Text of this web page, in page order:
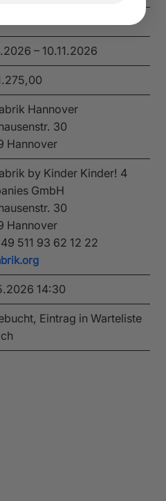
– 10.11.2026
Hannover
30
Hannover
by Kinder Kinder! 4
GmbH
30
Hannover
511 93 62 12 22
14:30
Eintrag in Warteliste